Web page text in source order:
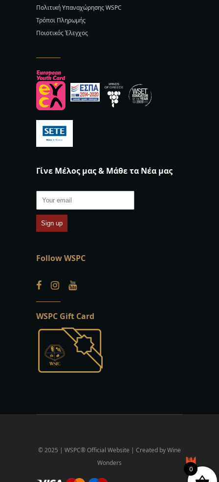
Πολιτική Υπαναχώρησης WSPC
Τρόποι Πληρωμής
Ποιοτικός Έλεγχος
Γίνε Μέλος μας & Μάθε τα Νέα μας
Follow WSPC
WSPC Gift Card
© 2025 | WSPC® Official Website | Created by Wine
Wonders
0